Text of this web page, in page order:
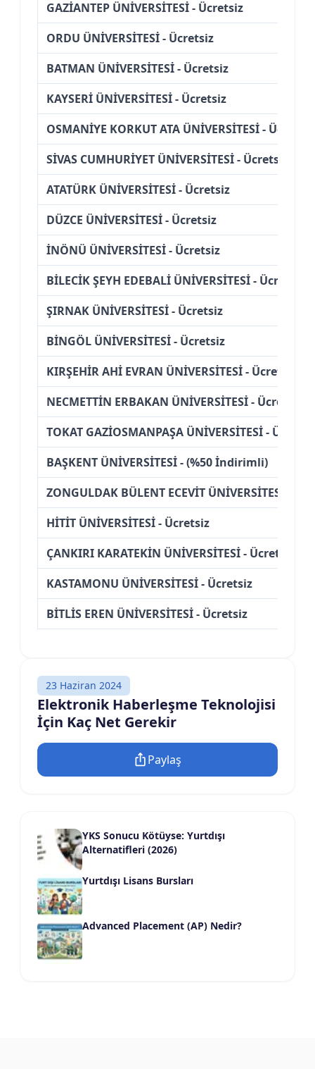
GAZİANTEP ÜNİVERSİTESİ - Ücretsiz
ORDU ÜNİVERSİTESİ - Ücretsiz
BATMAN ÜNİVERSİTESİ - Ücretsiz
KAYSERİ ÜNİVERSİTESİ - Ücretsiz
OSMANİYE KORKUT ATA ÜNİVERSİTESİ - Ücretsiz
SİVAS CUMHURİYET ÜNİVERSİTESİ - Ücretsiz
ATATÜRK ÜNİVERSİTESİ - Ücretsiz
DÜZCE ÜNİVERSİTESİ - Ücretsiz
İNÖNÜ ÜNİVERSİTESİ - Ücretsiz
BİLECİK ŞEYH EDEBALİ ÜNİVERSİTESİ - Ücretsiz
ŞIRNAK ÜNİVERSİTESİ - Ücretsiz
BİNGÖL ÜNİVERSİTESİ - Ücretsiz
KIRŞEHİR AHİ EVRAN ÜNİVERSİTESİ - Ücretsiz
NECMETTİN ERBAKAN ÜNİVERSİTESİ - Ücretsiz
TOKAT GAZİOSMANPAŞA ÜNİVERSİTESİ -
BAŞKENT ÜNİVERSİTESİ - (%50 İndirimli)
ZONGULDAK BÜLENT ECEVİT ÜNİVERSİTESİ -
HİTİT ÜNİVERSİTESİ - Ücretsiz
ÇANKIRI KARATEKİN ÜNİVERSİTESİ - Ücretsiz
KASTAMONU ÜNİVERSİTESİ - Ücretsiz
BİTLİS EREN ÜNİVERSİTESİ - Ücretsiz
23 Haziran 2024
Elektronik Haberleşme Teknolojisi
İçin Kaç Net Gerekir
Paylaş
YKS Sonucu Kötüyse: Yurtdışı
Alternatifleri (2026)
Yurtdışı Lisans Bursları
Advanced Placement (AP) Nedir?